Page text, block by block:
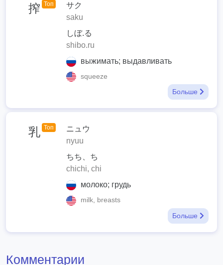
搾 Топ
サク
saku
しぼ.る
shibo.ru
выжимать; выдавливать
squeeze
Больше
乳 Топ
ニュウ
nyuu
ちち、ち
chichi, chi
молоко; грудь
milk, breasts
Больше
Комментарии